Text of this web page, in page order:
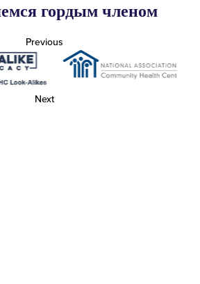
гордым членом
Previous
Next